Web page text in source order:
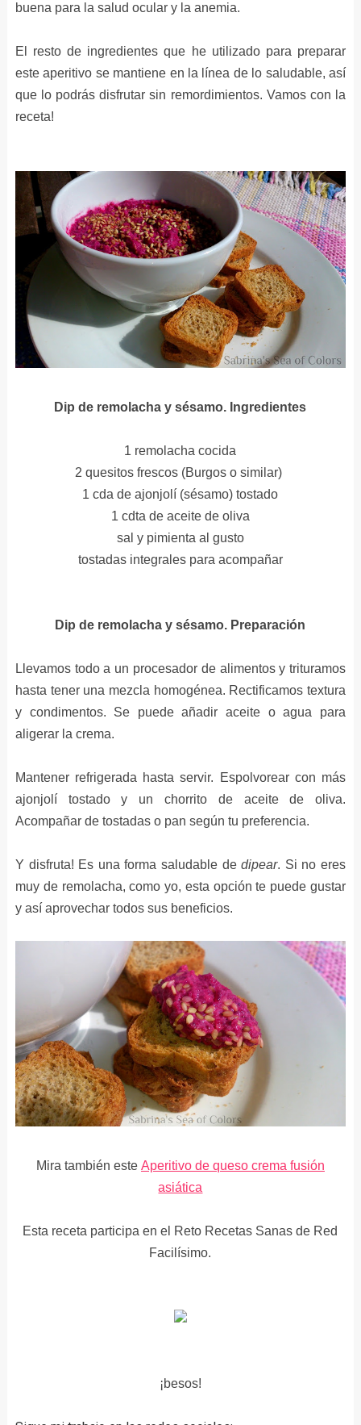
buena para la salud ocular y la anemia.
El resto de ingredientes que he utilizado para preparar
este aperitivo se mantiene en la línea de lo saludable, así
que lo podrás disfrutar sin remordimientos. Vamos con la
receta!
Dip de remolacha y sésamo. Ingredientes
1 remolacha cocida
2 quesitos frescos (Burgos o similar)
1 cda de ajonjolí (sésamo) tostado
1 cdta de aceite de oliva
sal y pimienta al gusto
tostadas integrales para acompañar
Dip de remolacha y sésamo. Preparación
Llevamos todo a un procesador de alimentos y trituramos
hasta tener una mezcla homogénea. Rectificamos textura
y condimentos. Se puede añadir aceite o agua para
aligerar la crema.
Mantener refrigerada hasta servir. Espolvorear con más
ajonjolí tostado y un chorrito de aceite de oliva.
Acompañar de tostadas o pan según tu preferencia.
Y disfruta! Es una forma saludable dedipear. Si no eres
muy de remolacha, como yo, esta opción te puede gustar
y así aprovechar todos sus beneficios.
Mira también este Aperitivo de queso crema fusión
asiática
Esta receta participa en el Reto Recetas Sanas de Red
Facilísimo.
¡besos!